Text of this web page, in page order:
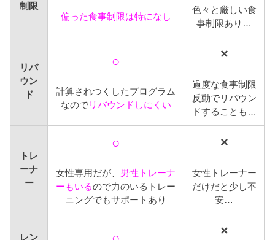
制限
偏った食事制限は特になし
色々と厳しい食
事制限あり…
リバ
ウン
ド
○
計算されつくしたプログラム
なのでリバウンドしにくい
×
過度な食事制限
反動でリバウン
ドすることも…
トレ
ーナ
ー
○
女性専用だが、 男性トレーナ
ーもいるので力のいるトレー
ニングでもサポートあり
×
女性トレーナー
だけだと少し不
安…
レン ×